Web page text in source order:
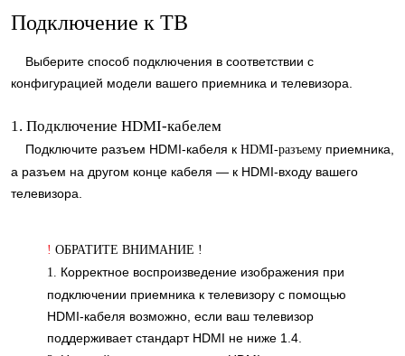
Подключение к ТВ
Выберите способ подключения в соответствии с
конфигурацией модели вашего приемника и телевизора.
1. Подключение HDMI-кабелем
Подключите разъем HDMI-кабеля к HDMI-разъему приемника,
а разъем на другом конце кабеля — к HDMI-входу вашего
телевизора.
! ОБРАТИТЕ ВНИМАНИЕ !
1. Корректное воспроизведение изображения при
подключении приемника к телевизору с помощью
HDMI-кабеля возможно, если ваш телевизор
поддерживает стандарт HDMI не ниже 1.4.